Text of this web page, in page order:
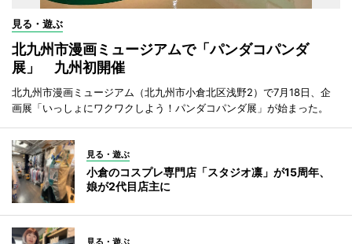
見る・遊ぶ
北九州市漫画ミュージアムで「パンダコパンダ
展」 九州初開催
北九州市漫画ミュージアム（北九州市小倉北区浅野2）で7月18日、企
画展「いっしょにワクワクしよう！パンダコパンダ展」が始まった。
見る・遊ぶ
小倉のコスプレ専門店「スタジオ凛」が15周年、
娘が2代目店主に
見る・遊ぶ